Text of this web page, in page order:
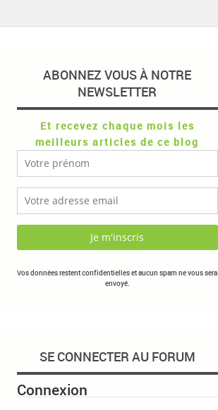
ABONNEZ VOUS À NOTRE
NEWSLETTER
Et recevez chaque mois les
meilleurs articles de ce blog
Vos données restent confidentielles et aucun spam ne vous sera
envoyé.
SE CONNECTER AU FORUM
Connexion